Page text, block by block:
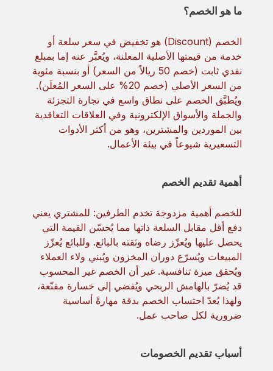
ما هو الخصم؟
الخصم (Discount) هو تخفيض في سعر سلعة أو
خدمة من قيمتها الأصلية المعلنة، ويُعبَّر عنه إما بمبلغ
نقدي ثابت (خصم 50 ريالاً من السعر) أو بنسبة مئوية
من السعر الأصلي (خصم 20% على السعر المُعلَن).
ويُطبَّق الخصم على نطاق واسع في تجارة التجزئة
والجملة والأسواق الإلكترونية وفي العلاقات التعاقدية
بين الموردين والمشترين، وهو من أكثر الأدوات
التسعيرية شيوعاً في بيئة الأعمال.
أهمية تقديم الخصم
للخصم أهمية مزدوجة تخدم الطرفين: للمشتري يعني
دفع أقل مقابل السلعة ذاتها مما يُحسّن القيمة التي
يحصل عليها ويُعزّز رضاه وثقته بالبائع. وللبائع يُعزّز
المبيعات ويُسرّع دوران المخزون ويُبني ولاء العملاء
ويُحقق ميزة تنافسية. غير أن الخصم غير المحسوب
قد يُضرّ بالهامش الربحي ويُفضي إلى خسارة مقنّعة،
ولهذا يُعدّ احتساب الخصم بدقة مهارةً أساسية
ضرورية لكل صاحب عمل.
أسباب تقديم الخصومات